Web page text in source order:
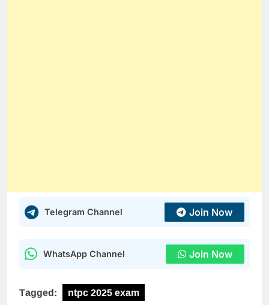
Telegram Channel Join Now
WhatsApp Channel Join Now
Tagged:
ntpc 2025 exam